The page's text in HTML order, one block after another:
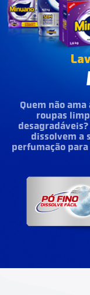
Quem não
roupas
dissolvem a
perfumação